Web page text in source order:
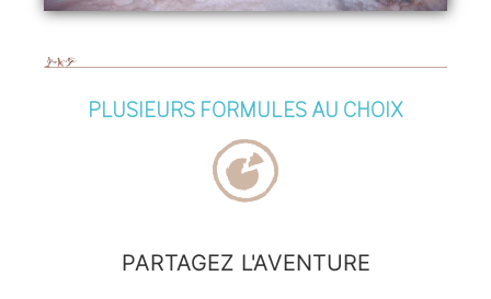
PLUSIEURS FORMULES AU CHOIX
PARTAGEZ L'AVENTURE